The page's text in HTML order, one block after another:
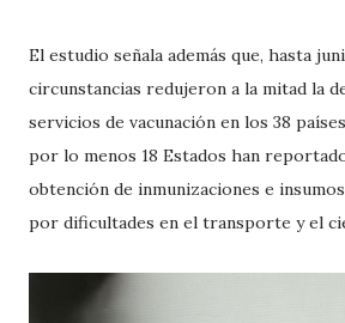
El estudio señala además que, hasta
circunstancias redujeron a la mitad la
servicios de vacunación en los 38
por lo menos 18 Estados han
obtención de inmunizaciones e
por dificultades en el transporte y el